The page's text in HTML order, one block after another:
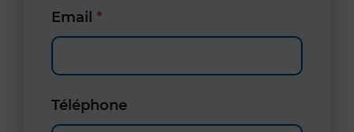
Email *
Téléphone